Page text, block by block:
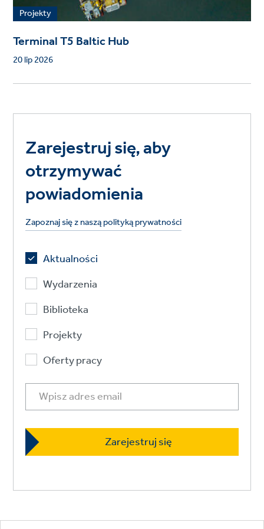
Projekty
Terminal T5 Baltic Hub
20 lip 2026
Zarejestruj się, aby
otrzymywać
powiadomienia
Zapoznaj się z naszą polityką prywatności
Aktualności
Wydarzenia
Biblioteka
Projekty
Oferty pracy